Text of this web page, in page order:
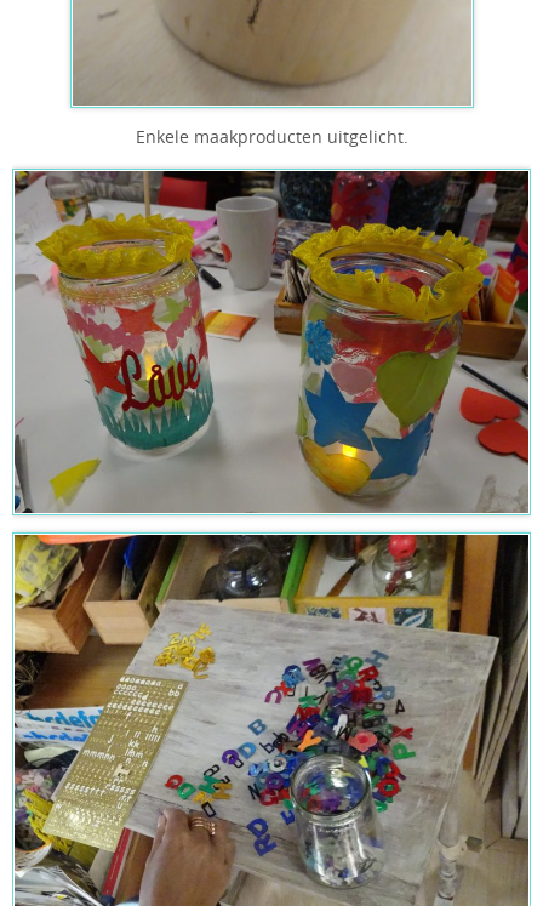
Enkele maakproducten uitgelicht.